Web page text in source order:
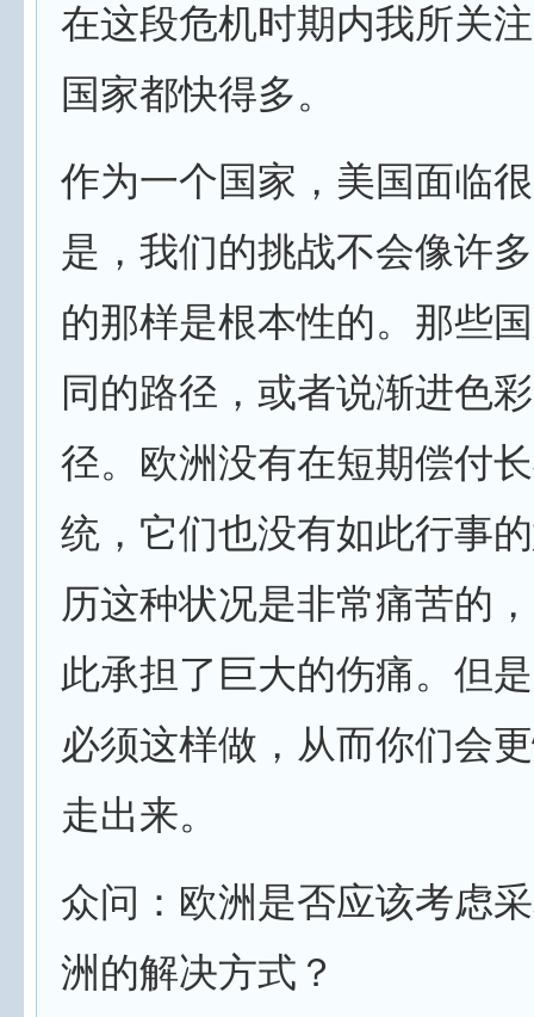
在这段危机时期内我所关
国家都快得多。
作为一个国家，美国面临
是，我们的挑战不会像许
的那样是根本性的。那些
同的路径，或者说渐进色
径。欧洲没有在短期偿付
统，它们也没有如此行事
历这种状况是非常痛苦的
此承担了巨大的伤痛。但
必须这样做，从而你们会
走出来。
众问：欧洲是否应该考虑
洲的解决方式？